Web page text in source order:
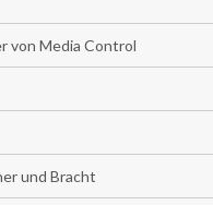
von Media Control
und Bracht